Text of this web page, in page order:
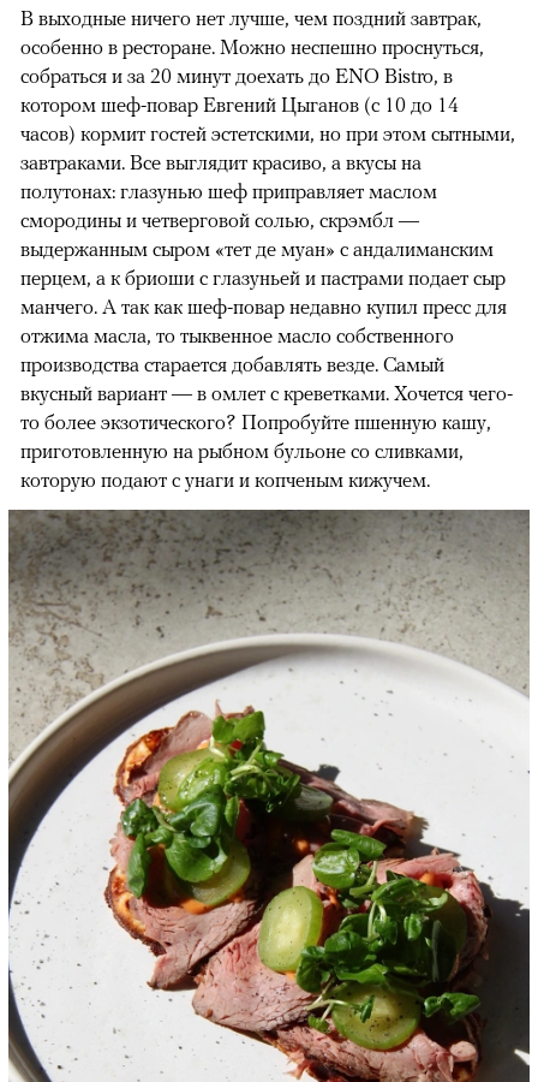
В выходные ничего нет лучше, чем поздний завтрак,
особенно в ресторане. Можно неспешно проснуться,
собраться и за 20 минут доехать до ENO Bistro, в
котором шеф-повар Евгений Цыганов (с 10 до 14
часов) кормит гостей эстетскими, но при этом сытными,
завтраками. Все выглядит красиво, а вкусы на
полутонах: глазунью шеф приправляет маслом
смородины и четверговой солью, скрэмбл —
выдержанным сыром «тет де муан» с андалиманским
перцем, а к бриоши с глазуньей и пастрами подает сыр
манчего. А так как шеф-повар недавно купил пресс для
отжима масла, то тыквенное масло собственного
производства старается добавлять везде. Самый
вкусный вариант — в омлет с креветками. Хочется чего-
то более экзотического? Попробуйте пшенную кашу,
приготовленную на рыбном бульоне со сливками,
которую подают с унаги и копченым кижучем.